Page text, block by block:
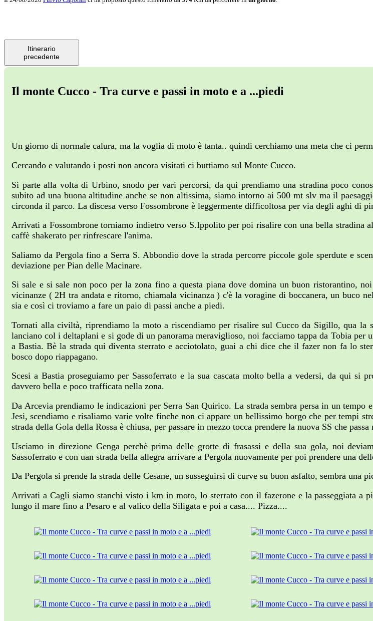
Itinerario
precedente
Il monte Cucco - Tra curve e passi in moto e a ...piedi
Un giorno di normale calura, ma la voglia di moto è tanta.. quindi cerchiamo una meta che ci
Cercando e valutando i posti non ancora visitati ci buttiamo sul Monte Cucco.
Si parte alla volta di Urbino, snodo per vari percorsi, da qui prendiamo una stradina poco
subito ad una buona altitudine anche se non altissima, siamo intorno ai 500 mt slv ma il
circonda il parco. La discesa verso Fossombrone è leggermente difficoltosa per via degli aghi di
Arrivati a Fossombrone torniamo indietro verso S.Ippolito per poi risalire con una bella
caffè shakerato per rinfrescare l'anima.
Saliamo da Pergola fino a Serra S. Abbondio dove la strada percorre piccole gole sperdute e
deviazione per Pian delle Macinare.
Si sale e si sale non poco per la zona fino a questa piana dove domina un buon ristorantino,
vicinanze ( 2H tra andata e ritorno, chiamala vicinanza ) c'è la voragine di boccanera, un buco
sia e così ci troviamo a fare un paio di passi anche a piedi.
Tornati alla civiltà, riprendiamo la moto a riscendiamo per risalire sul Cucco da Sigillo, qua la
lanciano col i deltaplani e si gode di un panorama meraviglioso, noi facciamo tappa da Tobia
a Bastia. Bè la strada qui diventa sterrato e acciotolato, guai a chi dice che il fazer non fa lo
bosco dopo riappagano.
Scesi a Bastia proseguiamo per Sassoferrato e la sua cascata molto bella a vedersi, da qui si
davvero bella e poco trafficata nella zona.
Da Arcevia prendiamo le indicazioni per Serra San Quirico. La strada sembra persa in un
Jesi, scendiamo e risaliamo varie volte finche non ci appare un bellissimo borgo che per tempi
strada della Gola della Rossa è chiusa, per passare in mezzo tocca prendere la nuova SS che
Usciamo in direzione Genga perchè prima delle grotte di frasassi e della sua gola, noi
Sassoferrato e con uan strada bella allegra arrivare a Pergola nuovamente per poi prendere una
Da Pergola si prende la strada delle Cesane, un susseguirsi di curve su buon asfalto, sembra una
Arrivati a Cagli siamo stanchi visto i km in moto, lo sterrato con il fazerone e la passeggiata a
lungo il mare fino a Pesaro e al valico della Siligata e poi a casa.... Pizza....